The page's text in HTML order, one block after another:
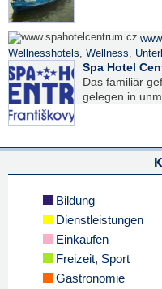
Wellnesshotels, Wellness,
Spa Hotel
Das familiär
gelegen in
Bildung
Dienstleistungen
Einkaufen
Freizeit, Sport
Gastronomie